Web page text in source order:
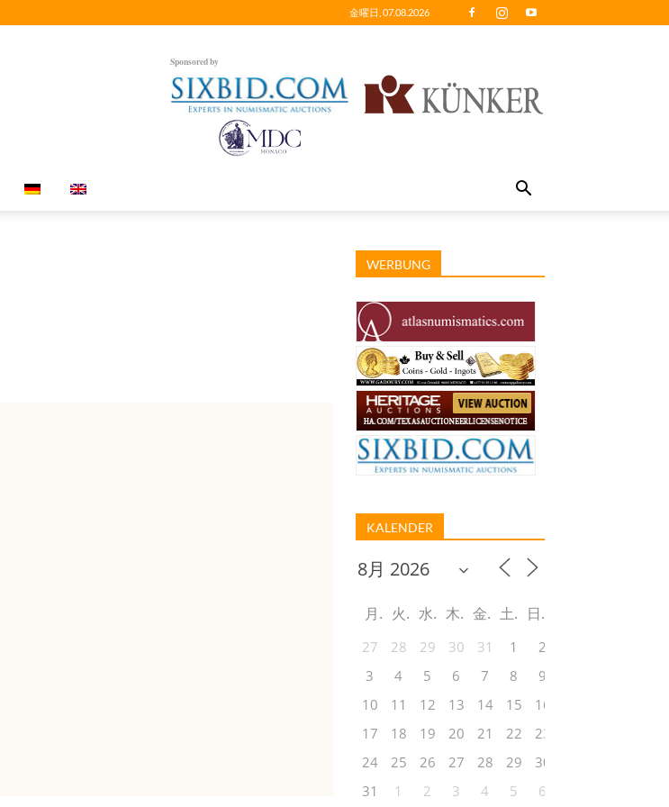
金曜日, 07.08.2026
Sponsored by
WERBUNG
KALENDER
月 火 水 木 金 土 日
27 28 29 30 31 1
2
3
4 5 6 7 8
9
10
11 12 13 14 15
16
17
18 19 20 21 22
23
24
25 26 27 28 29
30
31
1 2 3 4 5 6